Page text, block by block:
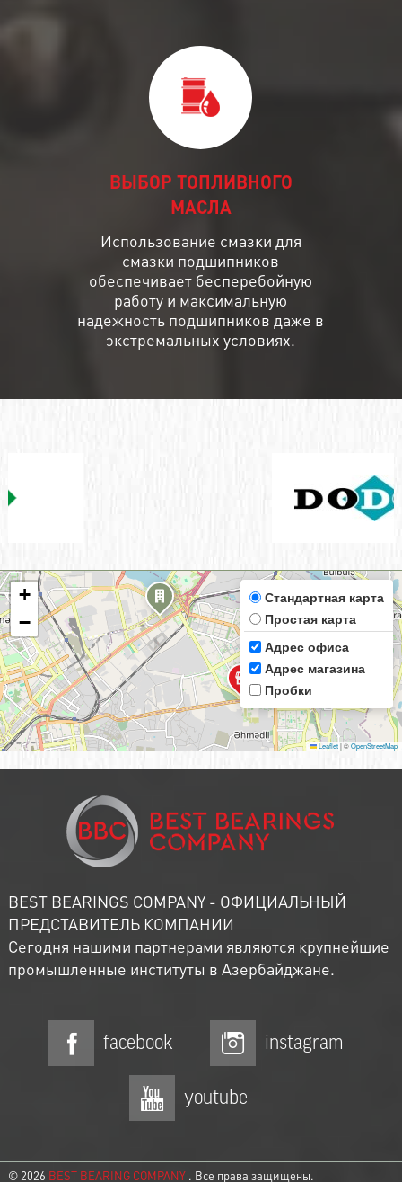
ВЫБОР ТОПЛИВНОГО
МАСЛА
Использование смазки для
смазки подшипников
обеспечивает бесперебойную
работу и максимальную
надежность подшипников даже в
экстремальных условиях.
+
−
Стандартная карта
Простая карта
Адрес офиса
Адрес магазина
Пробки
Leaflet|©OpenStreetMap
BEST BEARINGS COMPANY - ОФИЦИАЛЬНЫЙ
ПРЕДСТАВИТЕЛЬ КОМПАНИИ
Сегодня нашими партнерами являются крупнейшие
промышленные институты в Азербайджане.
facebook instagram
youtube
© 2026 BEST BEARING COMPANY . Все права защищены.